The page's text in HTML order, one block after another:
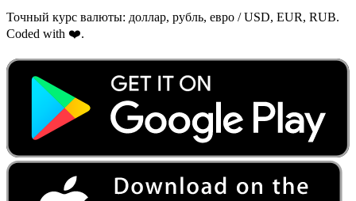
Точный курс валюты: доллар, рубль, евро / USD, EUR, RUB.
Coded with ❤️.